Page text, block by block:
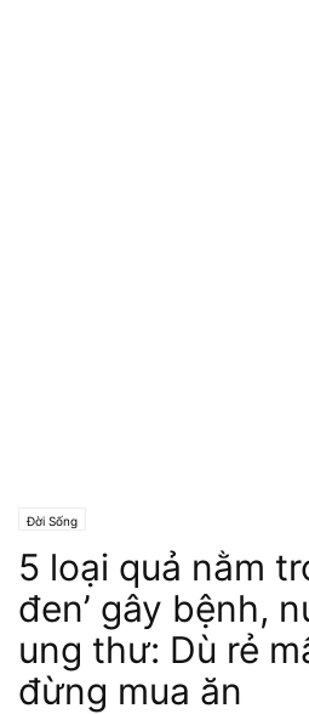
Đời Sống
5 loại quả nằm
đen’ gây bệnh,
ung thư: Dù rẻ
đừng mua ăn